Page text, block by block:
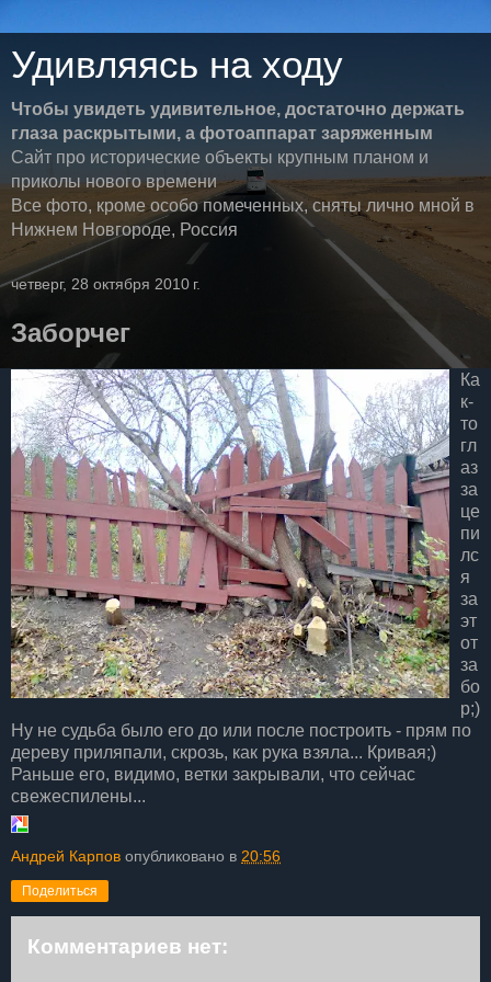
Удивляясь на ходу
Чтобы увидеть удивительное, достаточно держать
глаза раскрытыми, а фотоаппарат заряженным
Сайт про исторические объекты крупным планом и
приколы нового времени
Все фото, кроме особо помеченных, сняты лично мной в
Нижнем Новгороде, Россия
четверг, 28 октября 2010 г.
Заборчег
Ка
к-
то
гл
аз
за
це
пи
лс
я
за
эт
от
за
бо
р;)
Ну не судьба было его до или после построить - прям по
дереву приляпали, скрозь, как рука взяла... Кривая;)
Раньше его, видимо, ветки закрывали, что сейчас
свежеспилены...
Андрей Карпов опубликовано в 20:56
Поделиться
Комментариев нет: